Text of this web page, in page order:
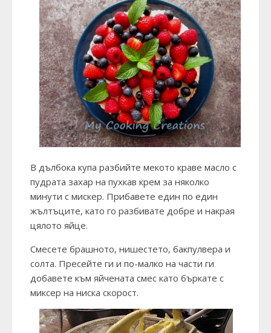
В дълбока купа разбийте мекото краве масло с
пудрата захар на пухкав крем за няколко
минути с мискер. Прибавете един по един
жълтъците, като го разбивате добре и накрая
цялото яйце.
Смесете брашното, нишестето, бакпулвера и
солта. Пресейте ги и по-малко на части ги
добавете към яйчената смес като бъркате с
миксер на ниска скорост.